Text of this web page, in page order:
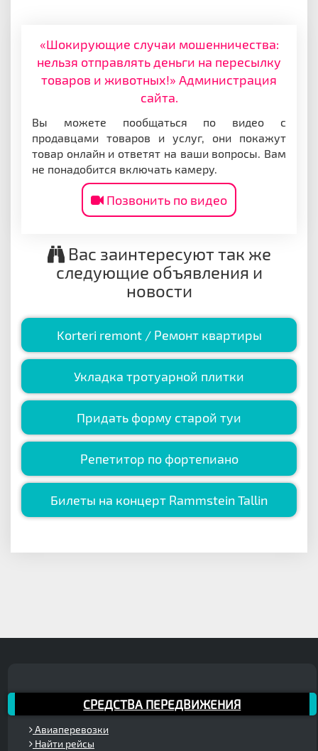
«Шокирующие случаи мошенничества:
нельзя отправлять деньги на пересылку
товаров и животных!» Администрация
сайта.
Вы можете пообщаться по видео с
продавцами товаров и услуг, они покажут
товар онлайн и ответят на ваши вопросы. Вам
не понадобится включать камеру.
Позвонить по видео
Вас заинтересуют так же
следующие объявления и
новости
Korteri remont / Ремонт квартиры
Укладка тротуарной плитки
Придать форму старой туи
Репетитор по фортепиано
Билеты на концерт Rammstein Tallin
СРЕДСТВА ПЕРЕДВИЖЕНИЯ
Авиаперевозки
Найти рейсы